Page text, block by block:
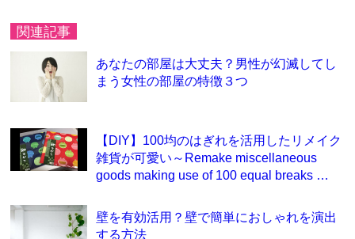
関連記事
あなたの部屋は大丈夫？男性が幻滅してし
まう女性の部屋の特徴３つ
【DIY】100均のはぎれを活用したリメイク
雑貨が可愛い～Remake miscellaneous
goods making use of 100 equal breaks …
壁を有効活用？壁で簡単におしゃれを演出
する方法